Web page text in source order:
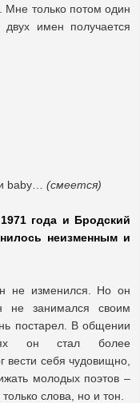
только потом один
имен получается
baby… (смеется)
года и Бродский
неизменным и
не изменился. Но он
не занимался своим
постарел. В общении
он стал более
себя чудовищно,
молодых поэтов –
слова, но и тон.